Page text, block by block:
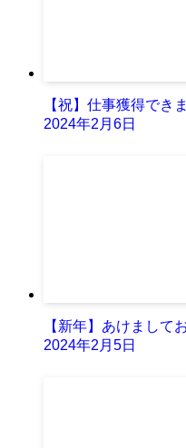
【祝】仕事獲得でき
2024年2月6日
【新年】あけまして
2024年2月5日